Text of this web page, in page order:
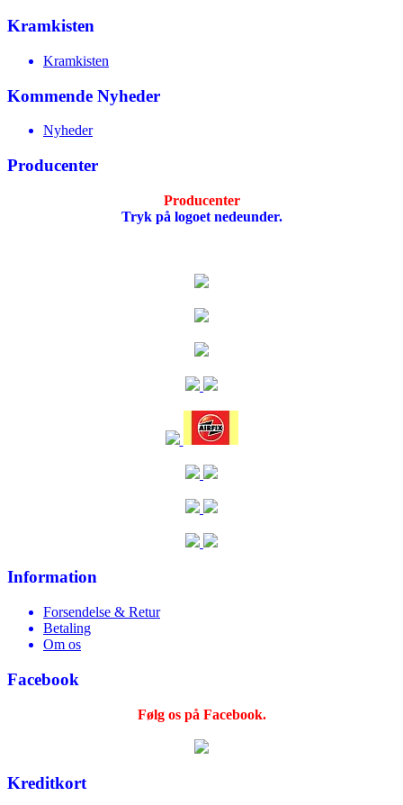
Kramkisten
Kramkisten
Kommende Nyheder
Nyheder
Producenter
Producenter
Tryk på logoet nedeunder.
Information
Forsendelse & Retur
Betaling
Om os
Facebook
Følg os på Facebook.
Kreditkort